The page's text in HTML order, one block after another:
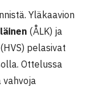
Yläkaavion
(ÅLK) ja
(HVS) pelasivat
Ottelussa